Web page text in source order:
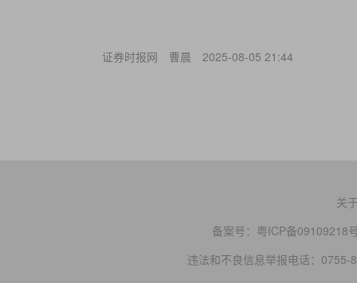
证券时报网 曹晨 2025-08-05 21:44
关
备案号： 粤ICP备09109218
违法和不良信息举报电话：0755-